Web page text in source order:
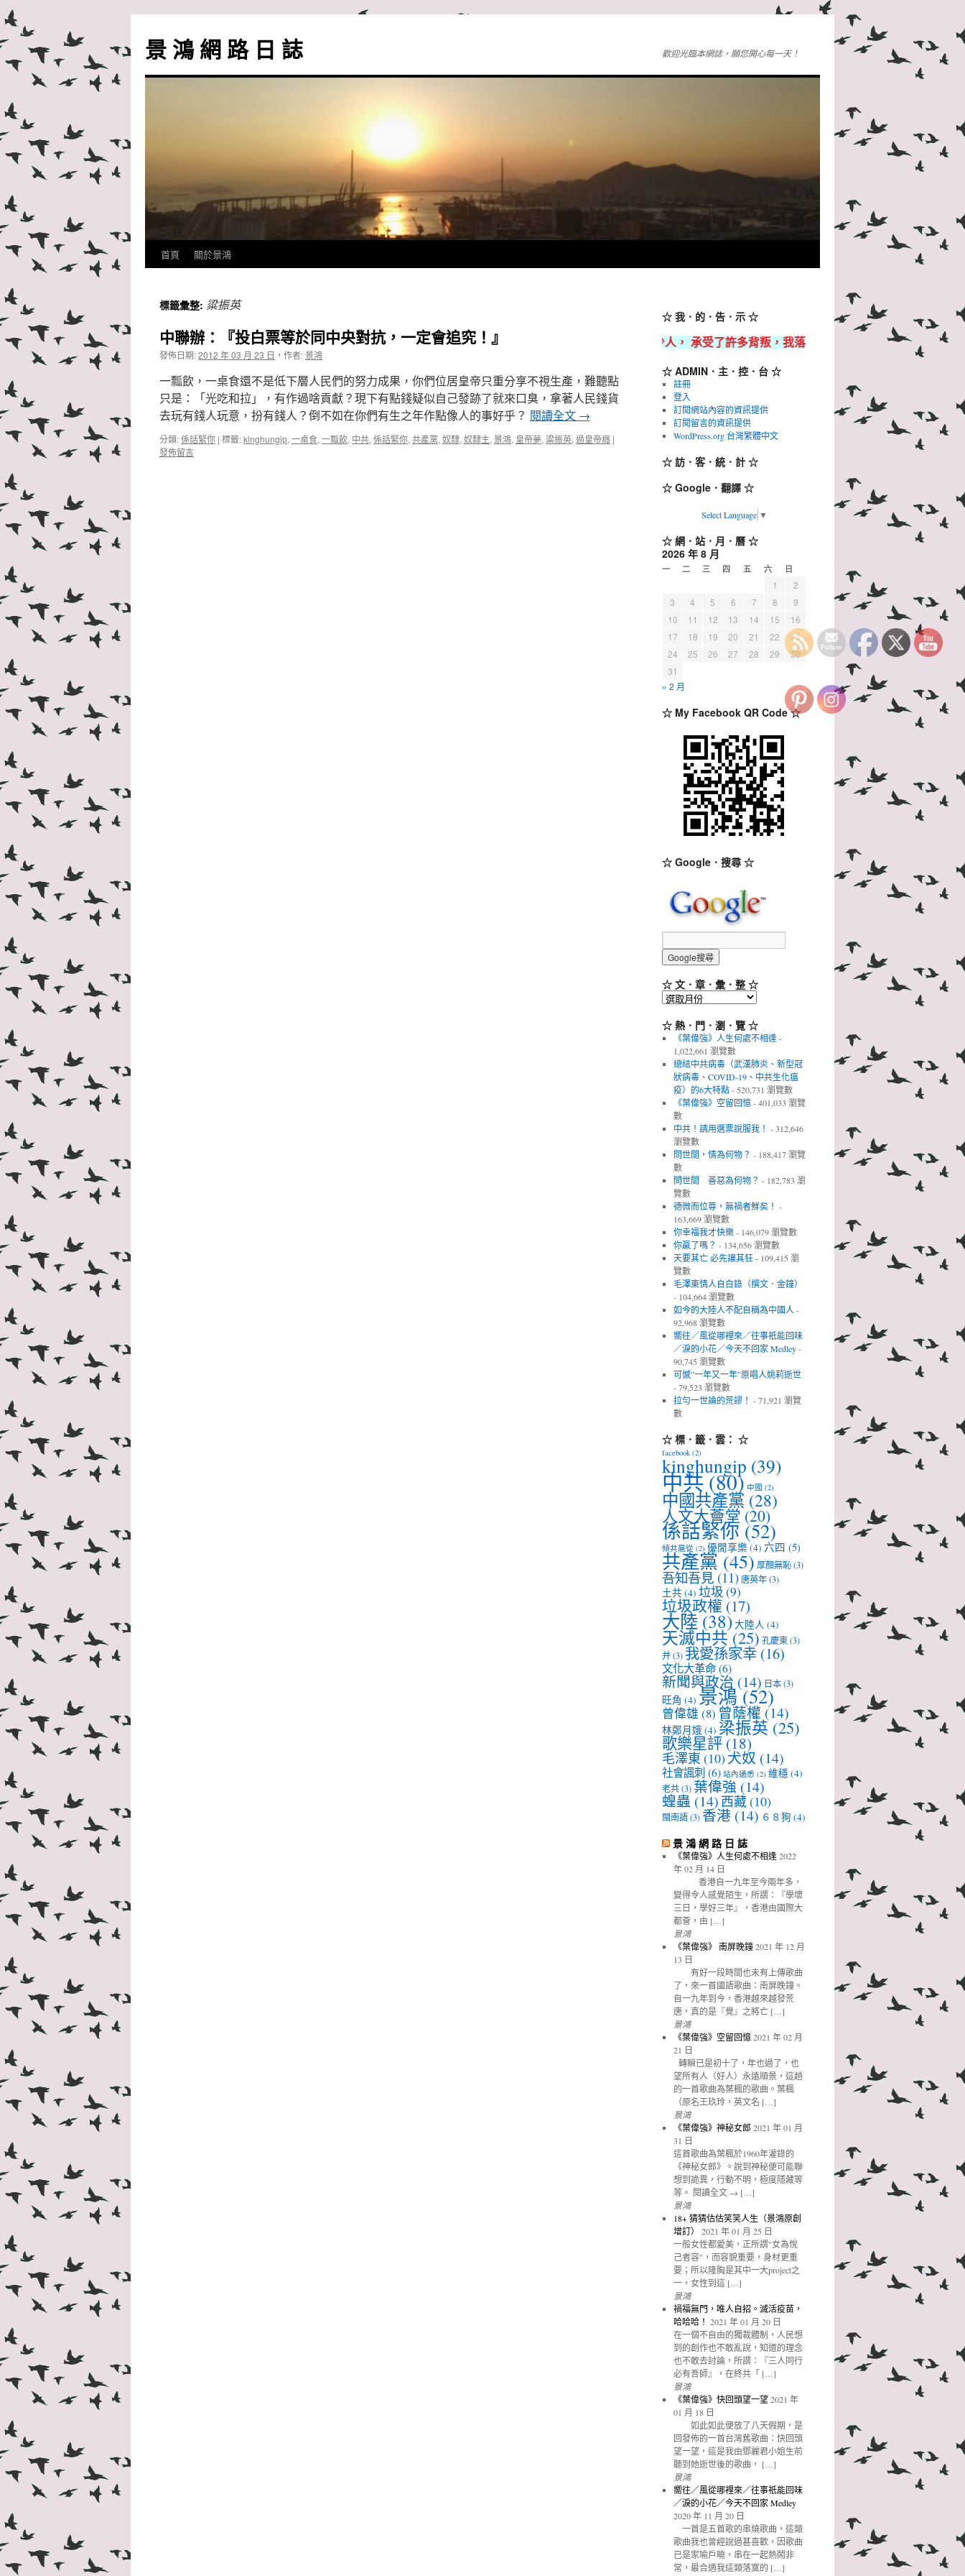
主
要
景 鴻 網 路 日 誌 歡迎光臨本網誌，願您開心每一天！
首頁 關於景鴻
標籤彙整: 粱振英
中聯辦：『投白票等於同中央對抗，一定會追究！』
發佈日期:2012 年 03 月 23 日 ， 作者:景鴻
一瓢飲，一桌食還不是低下層人民們的努力成果，你們位居皇帝只重分享不視生產，難聽點
只是：「光吃和拉」，有作過啥貢獻？現下有點錢疑似自己發跡了就來口臭，拿著人民錢貨
去玩有錢人玩意，扮有錢人？倒不如在你們有生之年作點像人的事好乎？ 閱讀全文 →
分類:係話緊你 | 標籤:kinghungip, 一桌食, 一瓢飲, 中共, 係話緊你, 共產黨, 奴隸, 奴隸主, 景鴻, 皇帝夢, 粱振英, 過皇帝癮 |
發佈留言
☆ 我．的．告．示 ☆
★我一生中走錯了不少路，看錯了不少人， 承受了許多背叛，我落魄得狼狽不堪，但都無所謂，只要我還
☆ ADMIN．主．控．台 ☆
註冊
登入
訂閱網站內容的資訊提供
訂閱留言的資訊提供
WordPress.org 台灣繁體中文
☆ 訪．客．統．計 ☆
☆ Google．翻譯 ☆
Select Language ▼
☆ 網．站．月．曆 ☆
2026 年 8 月
一 二 三 四 五 六 日
1
2
3
4 5 6 7 8
9
10
11 12 13 14 15
16
17
18 19 20 21 22
23
24
25 26 27 28 29
30
31
« 2 月
☆ My Facebook QR Code ☆
☆ Google．搜尋 ☆
☆ 文．章．彙．整 ☆
☆
章．
彙．
☆
☆ 熱．門．瀏．覽 ☆
《葉偉強》人生何處不相逢-
1,022,661 瀏覽數
總結中共病毒（武漢肺炎、新型冠
狀病毒、COVID-19、中共生化瘟
疫）的6大特點- 520,731 瀏覽數
《葉偉強》空留回憶- 401,033 瀏覽
數
中共！請用選票說服我！ - 312,646
瀏覽數
問世間，情為何物？ - 188,417 瀏覽
數
問世間 善惡為何物？ - 182,783 瀏
覽數
德微而位尊，無禍者鮮矣！ -
163,669 瀏覽數
你幸福我才快樂- 146,079 瀏覽數
你贏了嗎？ - 134,656 瀏覽數
天要其亡 必先讓其狂- 109,415 瀏
覽數
毛澤東情人自白錄（撰文．金鐘）
- 104,664 瀏覽數
如今的大陸人不配自稱為中國人-
92,968 瀏覽數
嚮往／風從哪裡來／往事祇能回味
／淚的小花／今天不回家 Medley-
90,745 瀏覽數
可憾”一年又一年”原唱人姚莉逝世
- 79,523 瀏覽數
拉勻一世論的荒謬！ - 71,921 瀏覽
數
☆ 標．籤．雲： ☆
facebook (2)
kinghungip (39)
中共(80) 中國 (2)
中國共產黨 (28)
人文大薈堂(20)
係話緊你(52)
傾共扈從 (2) 優閒享樂 (4) 六四 (5)
共產黨 (45) 厚顏無恥(3)
吾知吾見 (11)唐英年(3)
土共 (4) 垃圾 (9)
垃圾政權 (17)
大陸(38)大陸人 (4)
天滅中共(25) 孔慶東(3)
并(3) 我愛孫家幸 (16)
文化大革命 (6)
新聞與政治 (14) 日本(3)
旺角 (4) 景鴻(52)
曾偉雄 (8) 曾蔭權 (14)
林鄭月娥 (4) 梁振英(25)
歌樂星評 (18)
毛澤東 (10) 犬奴 (14)
社會諷刺 (6) 站內通悉 (2) 維穩 (4)
老共(3) 葉偉強 (14)
蝗蟲 (14) 西藏(10)
閩南語(3) 香港 (14) ６８狗 (4)
景 鴻 網 路 日 誌
《葉偉強》人生何處不相逢 2022
年 02 月 14 日
香港自一九年至今兩年多，
變得令人感覺陌生，所謂：『學壞
三日，學好三年』，香港由國際大
都薈，由 […]
景鴻
《葉偉強》 南屏晚鐘 2021 年 12 月
13 日
有好一段時間也未有上傳歌曲
了，來一首國語歌曲：南屏晚鐘。
自一九年到今，香港越來越發荒
唐，真的是『覺』之將亡 […]
景鴻
《葉偉強》空留回憶 2021 年 02 月
21 日
轉瞬已是初十了，年也過了，也
望所有人（好人）永遠順景，這趟
的一首歌曲為葉楓的歌曲。葉楓
（原名王玖玲，英文名 […]
景鴻
《葉偉強》神秘女郎 2021 年 01 月
31 日
這首歌曲為葉楓於1960年灌錄的
《神秘女郎》。說到神秘便可能聯
想到詭異，行動不明，極度隱藏等
等。 閱讀全文 → […]
景鴻
18+ 猜猜估估笑笑人生（景鴻原創
增訂）
2021 年 01 月 25 日
一般女性都愛美，正所謂"女為悅
己者容"，而容貌重要，身材更重
要；所以隆胸是其中一大project之
一，女性到這 […]
景鴻
禍福無門，唯人自招。滅活疫苗，
哈哈哈！ 2021 年 01 月 20 日
在一個不自由的獨裁體制，人民想
到的創作也不敢亂說，知道的理念
也不敢去討論，所謂：『三人同行
必有吾師』，在終共「 […]
景鴻
《葉偉強》快回頭望一望 2021 年
01 月 18 日
如此如此便放了八天假期，是
回發佈的一首台灣舊歌曲：快回頭
望一望，這是我由鄧麗君小姐生前
聽到她逝世後的歌曲， […]
景鴻
嚮往／風從哪裡來／往事祇能回味
／淚的小花／今天不回家 Medley
2020 年 11 月 20 日
一首是五首歌的串燒歌曲，這類
歌曲我也曾經說過甚喜歡，因歌曲
已是家喻戶曉，串在一起熱鬧非
常，最合適我這類落寞的 […]